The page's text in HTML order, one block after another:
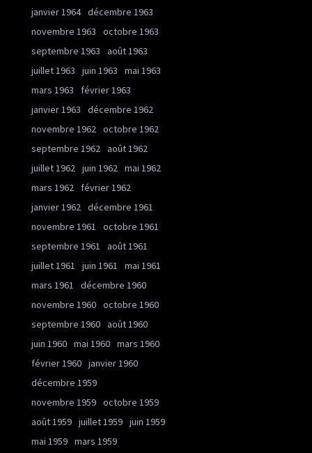
janvier 1964 décembre 1963
novembre 1963
octobre 1963
septembre 1963
août 1963
juillet 1963
juin 1963
mai 1963
mars 1963
février 1963
janvier 1963
décembre 1962
novembre 1962 octobre 1962
septembre 1962 août 1962
juillet 1962 juin 1962 mai 1962
mars 1962
février 1962
janvier 1962 décembre 1961
novembre 1961
octobre 1961
septembre 1961
août 1961
juillet 1961
juin 1961
mai 1961
mars 1961
décembre 1960
novembre 1960 octobre 1960
septembre 1960 août 1960
juin 1960 mai 1960 mars 1960
février 1960 janvier 1960
décembre 1959
novembre 1959 octobre 1959
août 1959 juillet 1959 juin 1959
mai 1959 mars 1959